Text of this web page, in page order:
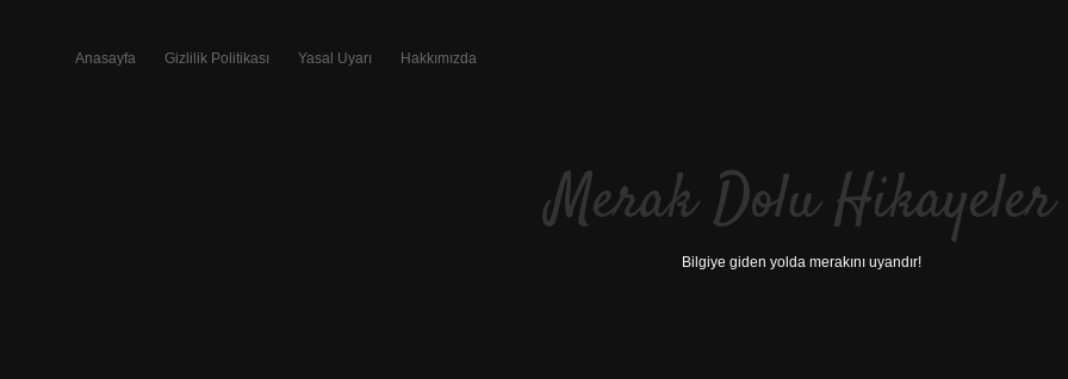
Anasayfa Gizlilik Politikası Yasal Uyarı Hakkımızda
Merak Dolu Hikayeler
Bilgiye giden yolda merakını uyandır!